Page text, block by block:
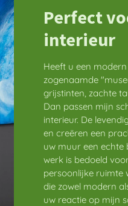
Perfect
interieur
Heeft u een
zogenaamde
grijstinten, zachte
Dan passen mijn
interieur. De
en creëren een
uw muur een echte
werk is bedoeld
persoonlijke ruimte
die zowel modern
uw reactie op mijn